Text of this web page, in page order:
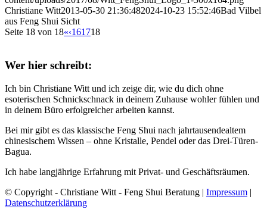
Christiane Witt2013-05-30 21:36:482024-10-23 15:52:46Bad Vilbel
aus Feng Shui Sicht
Seite 18 von 18«‹161718
Wer hier schreibt:
Ich bin Christiane Witt und ich zeige dir, wie du dich ohne
esoterischen Schnickschnack in deinem Zuhause wohler fühlen und
in deinem Büro erfolgreicher arbeiten kannst.
Bei mir gibt es das klassische Feng Shui nach jahrtausendealtem
chinesischem Wissen – ohne Kristalle, Pendel oder das Drei-Türen-
Bagua.
Ich habe langjährige Erfahrung mit Privat- und Geschäftsräumen.
© Copyright - Christiane Witt - Feng Shui Beratung | Impressum |
Datenschutzerklärung